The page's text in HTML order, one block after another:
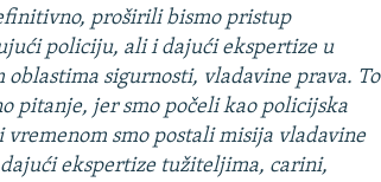
proširili bismo pristup
policiju, ali i dajući ekspertize u
oblastima sigurnosti, vladavine prava. To
pitanje, jer smo počeli kao policijska
vremenom smo postali misija vladavine
ekspertize tužiteljima, carini,